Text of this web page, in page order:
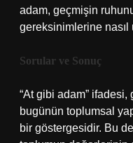
adam, geçmişin
gereksinimlerine nasıl
Sorular ve Sonuç
“At gibi adam” ifadesi,
bugünün toplumsal
bir göstergesidir. Bu